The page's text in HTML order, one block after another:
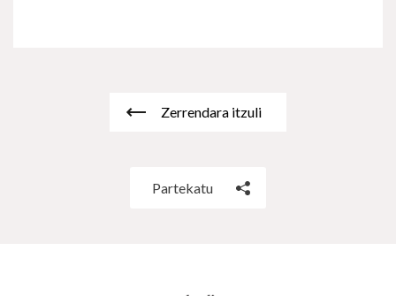
Zerrendara itzuli
Partekatu